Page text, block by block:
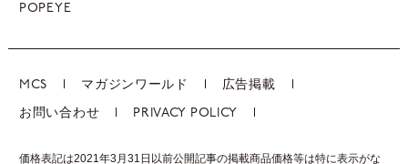
POPEYE
MCS マガジンワールド 広告掲載
お問い合わせ PRIVACY POLICY
価格表記は2021年3月31日以前公開記事の掲載商品価格等は特に表示がな